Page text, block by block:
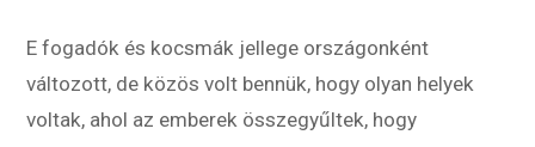
E fogadók és kocsmák jellege országonként
változott, de közös volt bennük, hogy olyan helyek
voltak, ahol az emberek összegyűltek, hogy